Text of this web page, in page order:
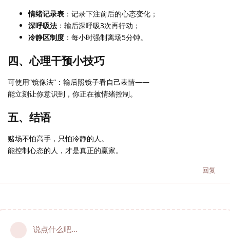
情绪记录表 ：记录下注前后的心态变化；
深呼吸法 ：输后深呼吸3次再行动；
冷静区制度 ：每小时强制离场5分钟。
四、心理干预小技巧
可使用“镜像法”：输后照镜子看自己表情——
能立刻让你意识到，你正在被情绪控制。
五、结语
赌场不怕高手，只怕冷静的人。
能控制心态的人，才是真正的赢家。
回复
说点什么吧...